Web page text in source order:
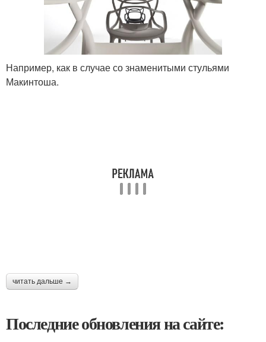
Например, как в случае со знаменитыми стульями
Макинтоша.
читать дальше →
Последние обновления на сайте: